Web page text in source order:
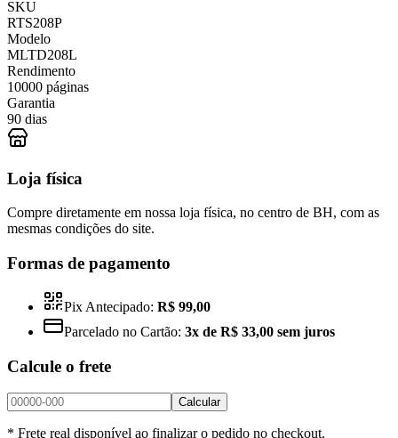
SKU
RTS208P
Modelo
MLTD208L
Rendimento
10000 páginas
Garantia
90 dias
Loja física
Compre diretamente em nossa loja física, no centro de BH, com as
mesmas condições do site.
Formas de pagamento
Pix Antecipado: R$ 99,00
Parcelado no Cartão: 3x de R$ 33,00 sem juros
Calcule o frete
Calcular
* Frete real disponível ao finalizar o pedido no checkout.